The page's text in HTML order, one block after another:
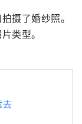
摄了婚纱照。
类型。
去